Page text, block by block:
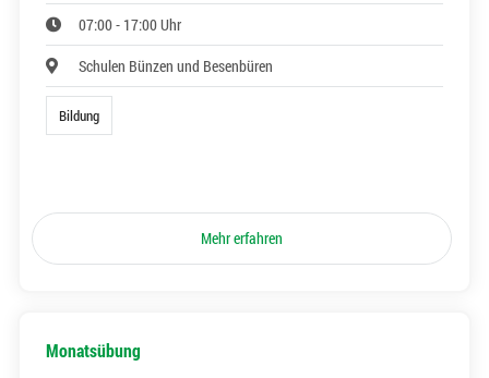
07:00 - 17:00 Uhr
Schulen Bünzen und Besenbüren
Bildung
Mehr erfahren
Monatsübung